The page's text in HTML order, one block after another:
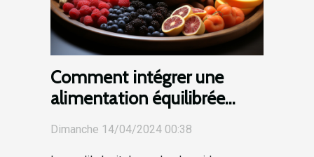
Comment intégrer une
alimentation équilibrée
dans un programme de
perte de poids
Dimanche 14/04/2024 00:38